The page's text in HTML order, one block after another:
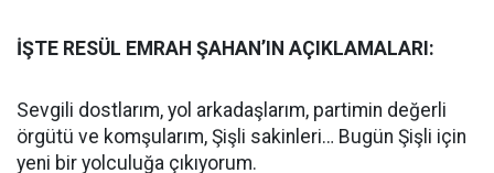
İŞTE RESÜL EMRAH ŞAHAN’IN AÇIKLAMALARI:
Sevgili dostlarım, yol arkadaşlarım, partimin değerli
örgütü ve komşularım, Şişli sakinleri… Bugün Şişli için
yeni bir yolculuğa çıkıyorum.